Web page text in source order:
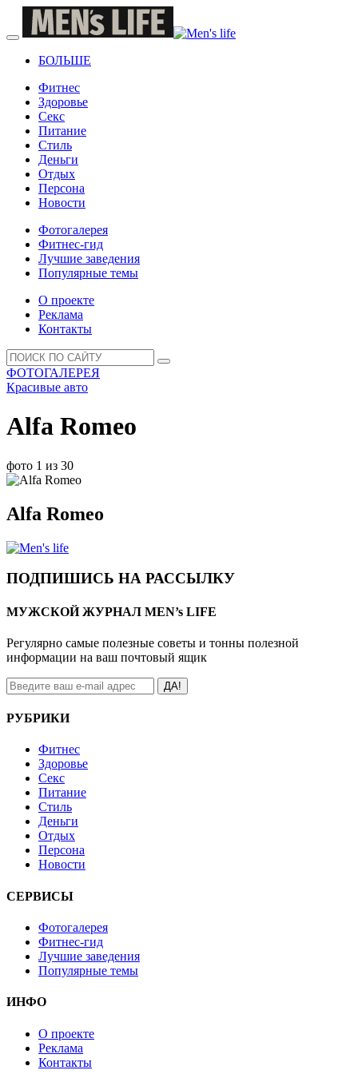
БОЛЬШЕ
Фитнес
Здоровье
Секс
Питание
Стиль
Деньги
Отдых
Персона
Новости
Фотогалерея
Фитнес-гид
Лучшие заведения
Популярные темы
О проекте
Реклама
Контакты
ФОТОГАЛЕРЕЯ
Красивые авто
Alfa Romeo
фото 1 из 30
Alfa Romeo
ПОДПИШИСЬ НА РАССЫЛКУ
МУЖСКОЙ ЖУРНАЛ MEN’s LIFE
Регулярно самые полезные советы и тонны полезной
информации на ваш почтовый ящик
ДА!
РУБРИКИ
Фитнес
Здоровье
Секс
Питание
Стиль
Деньги
Отдых
Персона
Новости
СЕРВИСЫ
Фотогалерея
Фитнес-гид
Лучшие заведения
Популярные темы
ИНФО
О проекте
Реклама
Контакты